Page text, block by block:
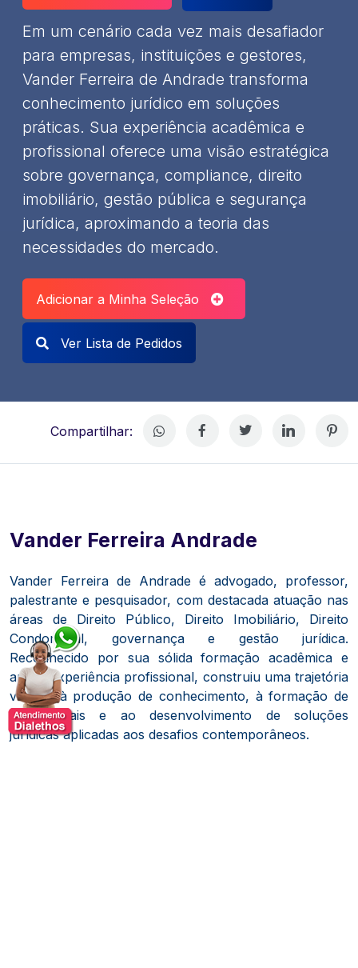
Em um cenário cada vez mais desafiador
para empresas, instituições e gestores,
Vander Ferreira de Andrade transforma
conhecimento jurídico em soluções
práticas. Sua experiência acadêmica e
profissional oferece uma visão estratégica
sobre governança, compliance, direito
imobiliário, gestão pública e segurança
jurídica, aproximando a teoria das
necessidades do mercado.
Adicionar a Minha Seleção
Ver Lista de Pedidos
Compartilhar:
Vander Ferreira Andrade
Vander Ferreira de Andrade é advogado, professor,
palestrante e pesquisador, com destacada atuação nas
áreas de Direito Público, Direito Imobiliário, Direito
Condominial, governança e gestão jurídica.
Reconhecido por sua sólida formação acadêmica e
ampla experiência profissional, construiu uma trajetória
voltada à produção de conhecimento, à formação de
profissionais e ao desenvolvimento de soluções
jurídicas aplicadas aos desafios contemporâneos.